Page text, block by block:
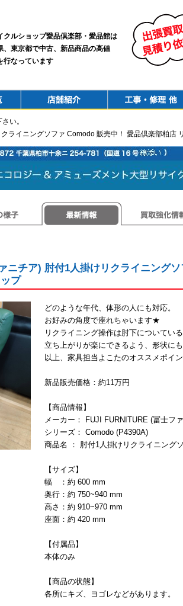
クルショップ愛品倶楽部・愛品館は
、東京都で中古、新品商品の高値
行なっています
い。
ライニングソファ Comodo 販売中！ 愛品倶楽部柏店
ニチア) 肘付1人掛けリクライニング
プ
どのような年代、体形の人にも対応。
お好みの角度で座れちゃいます★
リクライニング操作は肘下についてい
立ち上がりが楽にできるよう、形状に
以上、家具担当よこたのオススメポイ
新品販売価格：約11万円
【商品情報】
メーカー： FUJI FURNITURE (冨士フ
シリーズ： Comodo (P4390A)
商品名 ： 肘付1人掛けリクライニング
【サイズ】
幅 ：約 600 mm
奥行：約 750~940 mm
高さ：約 910~970 mm
座面：約 420 mm
【付属品】
本体のみ
【商品の状態】
各所にキズ、ヨゴレなどがあります。